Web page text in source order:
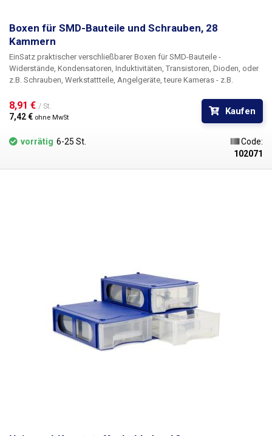
Boxen für SMD-Bauteile und Schrauben, 28
Kammern
EinSatz praktischer verschließbarer Boxen für SMD-Bauteile -
Widerstände, Kondensatoren, Induktivitäten, Transistoren, Dioden, oder
z.B. Schrauben, Werkstattteile, Angelgeräte, teure Kameras - z.B.
auch für Medikamente, die 7 Tage in der Woche eingenommen werden
müssen. Das Kästchen-Set enthält
insgesamt 28 Kammern, immer 4 in
einer Reihe, die mit ihrer eigenen Farbe markiert sind. Die Kammern einer
Farbreihe sind in einer Reihe verbunden. Insgesamt gibt es also 7 Reihen
mit je 4 Kammern. Gesamtgröße: 110x178x27mm Innenmaße jeder
8,91 € / St.
7,42 € ohne MwSt
Kaufen
vorrätig 6-25 St.
Code:
102071